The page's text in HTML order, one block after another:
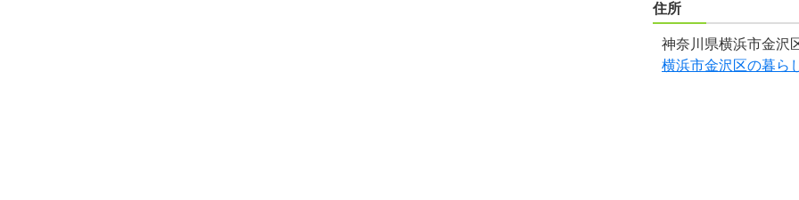
住所
神奈川県横浜市金沢
横浜市金沢区の暮ら